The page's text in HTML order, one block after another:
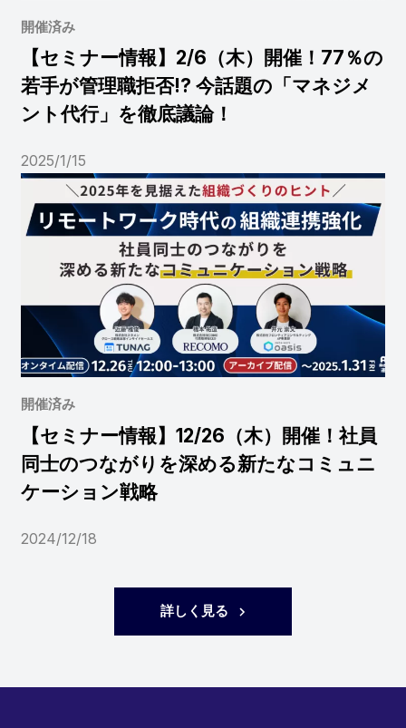
開催済み
【セミナー情報】2/6（木）開催！77％の
若手が管理職拒否!? 今話題の「マネジメ
ント代行」を徹底議論！
2025/1/15
開催済み
【セミナー情報】12/26（木）開催！社員
同士のつながりを深める新たなコミュニ
ケーション戦略
2024/12/18
詳しく見る